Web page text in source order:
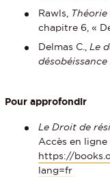
Rawls,
chapitre 6, «
Delmas C., Le
Pour approfondir
Le Droit de
Accès en ligne
https://
lang=fr